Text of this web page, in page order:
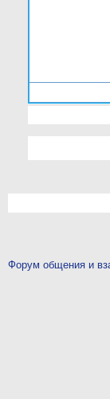
Форум общения и